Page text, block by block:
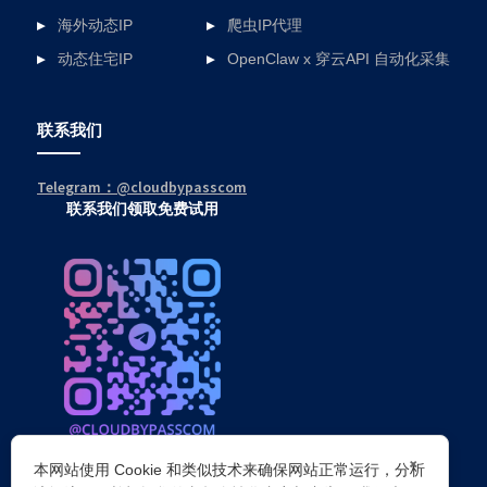
海外动态IP
动态住宅IP
爬虫IP代理
OpenClaw x 穿云API 自动化采集
联系我们
Telegram：@cloudbypasscom
联系我们领取免费试用
×
本网站使用 Cookie 和类似技术来确保网站正常运行，分析